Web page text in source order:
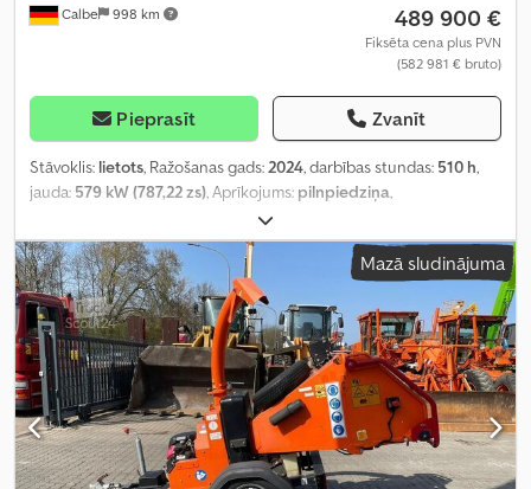
Calbe 998 km 489 900 €
Fiksēta cena plus PVN
(582 981 € bruto)
Pieprasīt Zvanīt
Stāvoklis: lietots, Ražošanas gads: 2024, darbības stundas: 510 h,
jauda: 579 kW (787,22 zs) , Aprīkojums: pilnpiedziņa
Mazā sludinājuma